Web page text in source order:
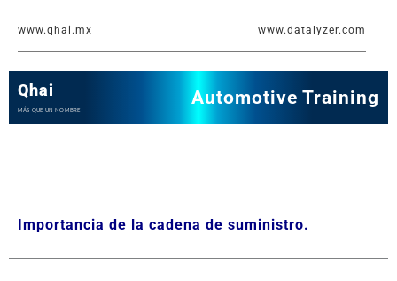
www.qhai.mx www.datalyzer.com
Qhai
MÁS QUE UN NOMBRE
Automotive Training
Importancia de la cadena de suministro.